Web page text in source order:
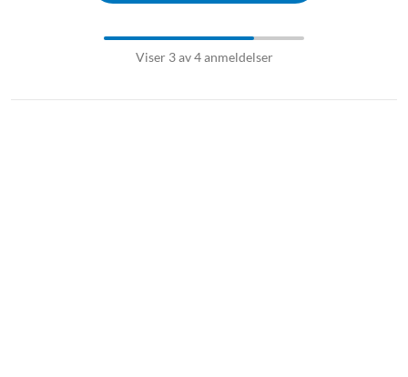
Viser 3 av 4 anmeldelser